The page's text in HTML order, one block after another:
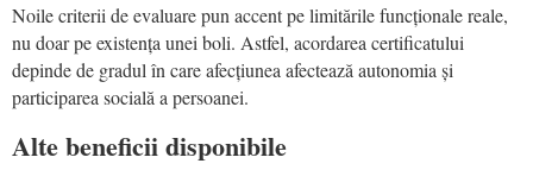
Noile criterii de evaluare pun accent pe limitările funcționale reale,
nu doar pe existența unei boli. Astfel, acordarea certificatului
depinde de gradul în care afecțiunea afectează autonomia și
participarea socială a persoanei.
Alte beneficii disponibile